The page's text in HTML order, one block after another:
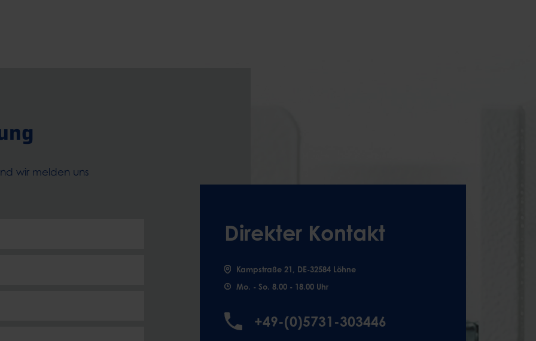
wir melden uns
Direkter Kontakt
Kampstraße 21, DE-32584 Löhne
Mo. - So. 8.00 - 18.00 Uhr
+49-(0)5731-303446